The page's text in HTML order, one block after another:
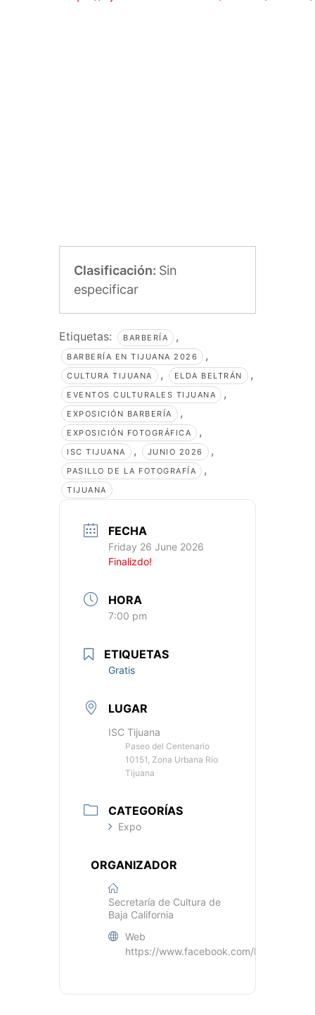
Clasificación: Sin
especificar
Etiquetas: BARBERÍA ,
BARBERÍA EN TIJUANA 2026 ,
CULTURA TIJUANA , ELDA BELTRÁN ,
EVENTOS CULTURALES TIJUANA ,
EXPOSICIÓN BARBERÍA ,
EXPOSICIÓN FOTOGRÁFICA ,
ISC TIJUANA , JUNIO 2026 ,
PASILLO DE LA FOTOGRAFÍA ,
TIJUANA
FECHA
Friday 26 June 2026
Finalizdo!
HORA
7:00 pm
ETIQUETAS
Gratis
LUGAR
ISC Tijuana
Paseo del Centenario
10151, Zona Urbana Río
Tijuana
CATEGORÍAS
Expo
ORGANIZADOR
Secretaría de Cultura de
Baja California
Web
https://www.facebook.com/